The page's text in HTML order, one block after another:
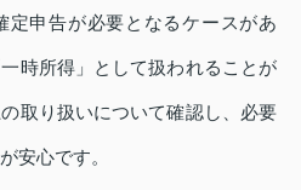
定申告が必要となるケースがあ
時所得」として扱われることが
取り扱いについて確認し、必要
安心です。